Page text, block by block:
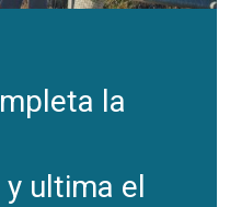
la
ultima el